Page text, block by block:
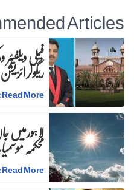
Articles
فیملی
Read More
محکمہ
Read More